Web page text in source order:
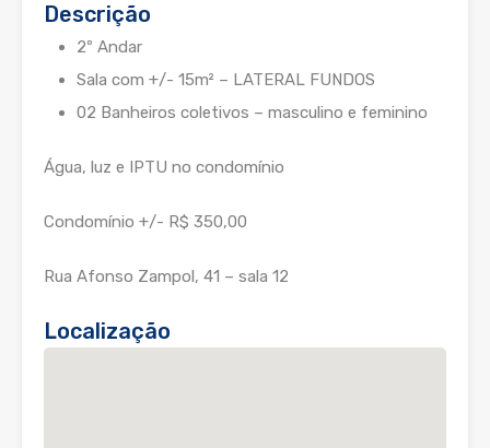
Descrição
2º Andar
Sala com +/- 15m² – LATERAL FUNDOS
02 Banheiros coletivos – masculino e feminino
Água, luz e IPTU no condomínio
Condomínio +/- R$ 350,00
Rua Afonso Zampol, 41 – sala 12
Localização